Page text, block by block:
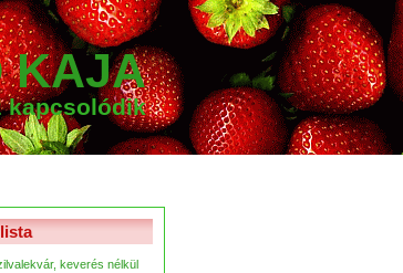
KAJA
kapcsolódik
keverés nélkül